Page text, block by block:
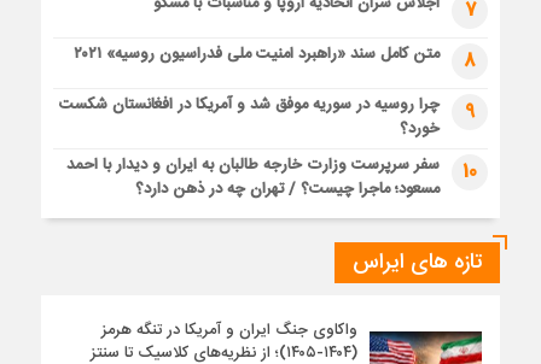
7
8 متن کامل سند «راهبرد امنیت ملی فدراسیون روسیه» ۲۰۲۱
9
چرا روسیه در سوریه موفق شد و آمریکا در افغانستان شکست
خورد؟
10
سفر سرپرست وزارت خارجه طالبان به ایران و دیدار با احمد
مسعود؛ ماجرا چیست؟ / تهران چه در ذهن دارد؟
تازه های ایراس
واکاوی جنگ ایران و آمریکا در تنگه هرمز
(۱۴۰۴-۱۴۰۵)؛ از نظریه‌های کلاسیک تا سنتز